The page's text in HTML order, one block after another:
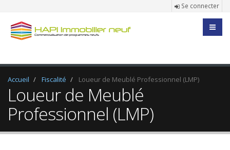
Se connecter
Accueil Fiscalité Loueur de Meublé Professionnel (LMP)
Loueur de Meublé
Professionnel (LMP)